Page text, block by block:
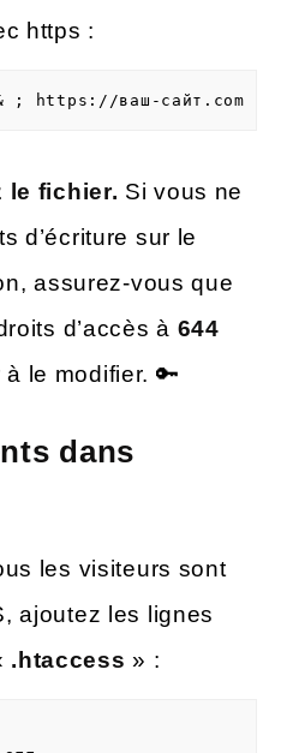
https :
https://ваш-сайт.com ;
le fichier. Si vous ne
d’écriture sur le
assurez-vous que
d’accès à 644
le modifier. 🔑
dans
les visiteurs sont
ajoutez les lignes
.htaccess » :